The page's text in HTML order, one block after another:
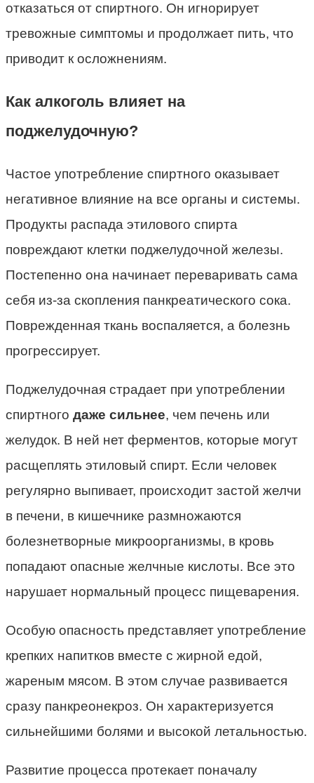
отказаться от спиртного. Он игнорирует
тревожные симптомы и продолжает пить, что
приводит к осложнениям.
Как алкоголь влияет на
поджелудочную?
Частое употребление спиртного оказывает
негативное влияние на все органы и системы.
Продукты распада этилового спирта
повреждают клетки поджелудочной железы.
Постепенно она начинает переваривать сама
себя из-за скопления панкреатического сока.
Поврежденная ткань воспаляется, а болезнь
прогрессирует.
Поджелудочная страдает при употреблении
спиртного даже сильнее, чем печень или
желудок. В ней нет ферментов, которые могут
расщеплять этиловый спирт. Если человек
регулярно выпивает, происходит застой желчи
в печени, в кишечнике размножаются
болезнетворные микроорганизмы, в кровь
попадают опасные желчные кислоты. Все это
нарушает нормальный процесс пищеварения.
Особую опасность представляет употребление
крепких напитков вместе с жирной едой,
жареным мясом. В этом случае развивается
сразу панкреонекроз. Он характеризуется
сильнейшими болями и высокой летальностью.
Развитие процесса протекает поначалу